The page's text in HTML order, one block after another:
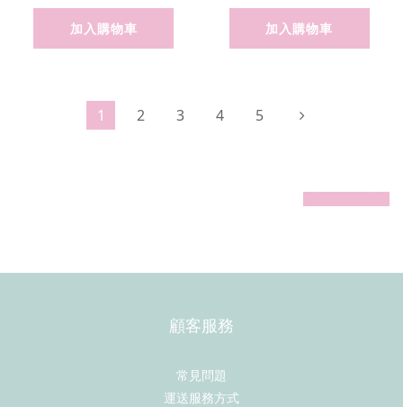
加入購物車 加入購物車
1 2 3 4 5
顧客服務
常見問題
運送服務方式